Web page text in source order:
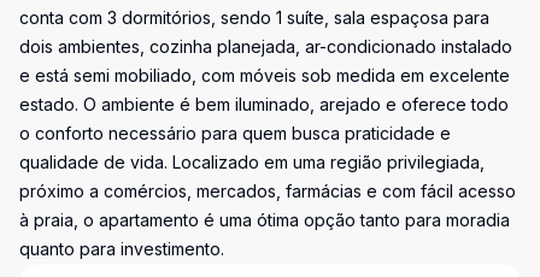
conta com 3 dormitórios, sendo 1 suíte, sala espaçosa para
dois ambientes, cozinha planejada, ar-condicionado instalado
e está semi mobiliado, com móveis sob medida em excelente
estado. O ambiente é bem iluminado, arejado e oferece todo
o conforto necessário para quem busca praticidade e
qualidade de vida. Localizado em uma região privilegiada,
próximo a comércios, mercados, farmácias e com fácil acesso
à praia, o apartamento é uma ótima opção tanto para moradia
quanto para investimento.